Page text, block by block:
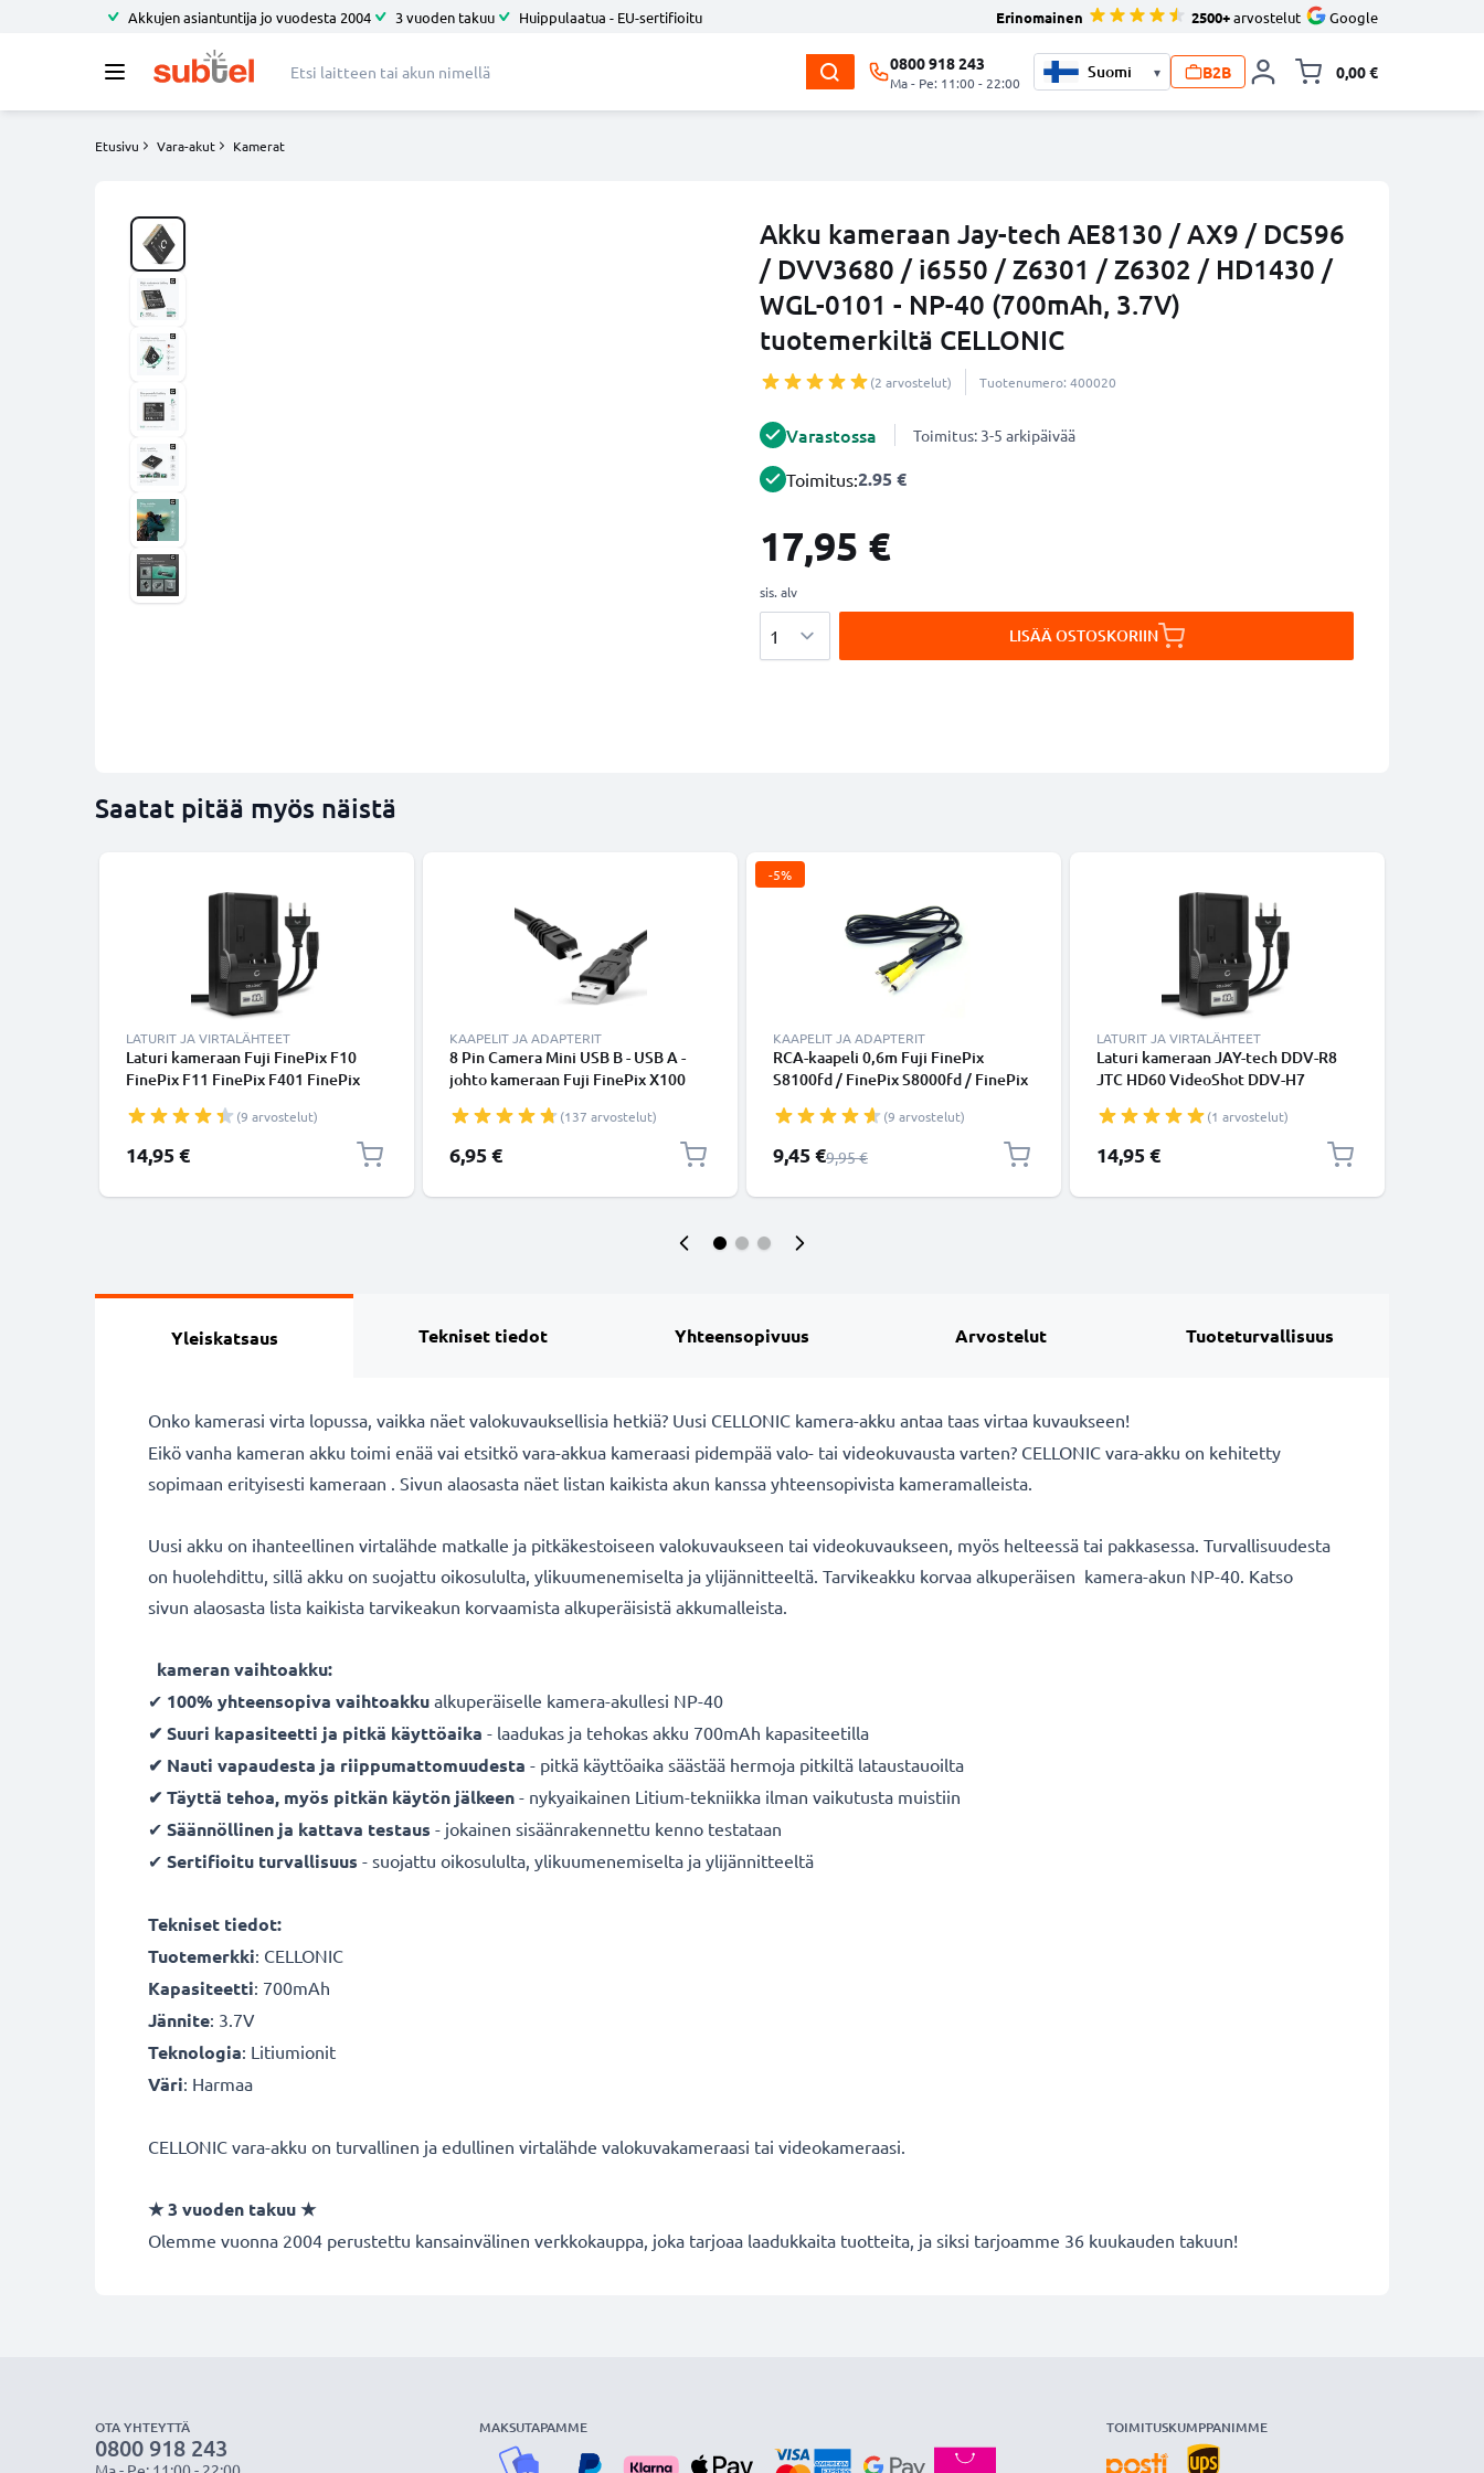
Akkujen asiantuntija jo vuodesta 2004 3 vuoden takuu Huippulaatua - EU-sertifioitu Erinomainen 2500+arvostelut Google
0800 918 243
Ma - Pe: 11:00 - 22:00
▾ B2B 0,00 €
Etusivu Vara-akut Kamerat
Akku kameraan Jay-tech AE8130 / AX9 / DC596
/ DVV3680 / i6550 / Z6301 / Z6302 / HD1430 /
WGL-0101 - NP-40 (700mAh, 3.7V)
tuotemerkiltä CELLONIC
(2 arvostelut) Tuotenumero: 400020
Varastossa Toimitus: 3-5 arkipäivää
Toimitus:2.95 €
17,95 €
sis. alv
LISÄÄ OSTOSKORIIN
Saatat pitää myös näistä
LATURIT JA VIRTALÄHTEET
Laturi kameraan Fuji FinePix F10
FinePix F11 FinePix F401 FinePix
kameran NP-60, NP-120, NP-40
tarvikelaturi
(9 arvostelut)
14,95 €
KAAPELIT JA ADAPTERIT
8 Pin Camera Mini USB B - USB A -
johto kameraan Fuji FinePix X100
F31fd S4000 XF1 SL280 S2950 T595 -
Musta 1.5m, nopea 1A, PVC-
kamerajohto tuotemerkiltä
(137 arvostelut)
6,95 €
-5%
KAAPELIT JA ADAPTERIT
RCA-kaapeli 0,6m Fuji FinePix
S8100fd / FinePix S8000fd / FinePix
- Ääni- ja videokaapeli RCA-
liittimellä, AV-johdon sopivuus TV,
DVD, blu-ray, kamera, pelikonsoli
(9 arvostelut)
Erikoishinta
9,45 €Normaali hinta
9,95 €
LATURIT JA VIRTALÄHTEET
Laturi kameraan JAY-tech DDV-R8
JTC HD60 VideoShot DDV-H7
tarvikelaturi
(1 arvostelut)
14,95 €
Yleiskatsaus Tekniset tiedot Yhteensopivuus Arvostelut Tuoteturvallisuus
Onko kamerasi virta lopussa, vaikka näet valokuvauksellisia hetkiä? Uusi CELLONIC kamera-akku antaa taas virtaa kuvaukseen!
Eikö vanha kameran akku toimi enää vai etsitkö vara-akkua kameraasi pidempää valo- tai videokuvausta varten? CELLONIC vara-akku on kehitetty
sopimaan erityisesti kameraan . Sivun alaosasta näet listan kaikista akun kanssa yhteensopivista kameramalleista.
Uusi akku on ihanteellinen virtalähde matkalle ja pitkäkestoiseen valokuvaukseen tai videokuvaukseen, myös helteessä tai pakkasessa. Turvallisuudesta
on huolehdittu, sillä akku on suojattu oikosululta, ylikuumenemiselta ja ylijännitteeltä. Tarvikeakku korvaa alkuperäisen kamera-akun NP-40. Katso
sivun alaosasta lista kaikista tarvikeakun korvaamista alkuperäisistä akkumalleista.
kameran vaihtoakku:
✔ 100% yhteensopiva vaihtoakku alkuperäiselle kamera-akullesi NP-40
✔ Suuri kapasiteetti ja pitkä käyttöaika - laadukas ja tehokas akku 700mAh kapasiteetilla
✔ Nauti vapaudesta ja riippumattomuudesta - pitkä käyttöaika säästää hermoja pitkiltä lataustauoilta
✔ Täyttä tehoa, myös pitkän käytön jälkeen - nykyaikainen Litium-tekniikka ilman vaikutusta muistiin
✔ Säännöllinen ja kattava testaus - jokainen sisäänrakennettu kenno testataan
✔ Sertifioitu turvallisuus - suojattu oikosululta, ylikuumenemiselta ja ylijännitteeltä
Tekniset tiedot:
Tuotemerkki: CELLONIC
Kapasiteetti: 700mAh
Jännite: 3.7V
Teknologia: Litiumionit
Väri: Harmaa
CELLONIC vara-akku on turvallinen ja edullinen virtalähde valokuvakameraasi tai videokameraasi.
★3 vuoden takuu★
Olemme vuonna 2004 perustettu kansainvälinen verkkokauppa, joka tarjoaa laadukkaita tuotteita, ja siksi tarjoamme 36 kuukauden takuun!
OTA YHTEYTTÄ
0800 918 243
MAKSUTAPAMME TOIMITUSKUMPPANIMME